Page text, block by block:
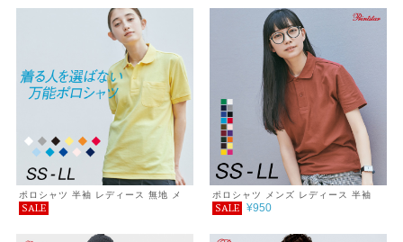
プチプラ コーデ おしゃれ SALE セー
ル 通学 通勤 服 printstar プリントス
ター T/Cポロシャツ 5.8オンス
ポロシャツ 半袖 レディース 無地 メ
ンズ UVカット 形状安定 厚手 ポケッ
ュアル プチプラ コーデ おしゃれ 送
SALE
ポロシャツ メンズ レディース 半袖
無地 シンプル おしゃれ 男女兼用 父
Printstar プリントスター サイズ
SALE ¥950